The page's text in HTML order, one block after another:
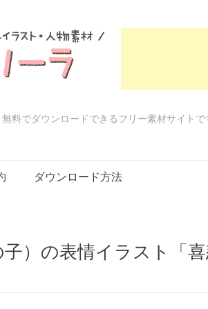
料でダウンロードできるフリー素材サイト
ダウンロード方法
）の表情イラスト「喜